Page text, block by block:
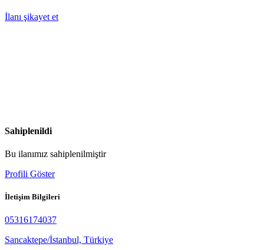
İlanı şikayet et
Sahiplenildi
Bu ilanımız sahiplenilmiştir
Profili Göster
İletişim Bilgileri
05316174037
Sancaktepe/İstanbul, Türkiye